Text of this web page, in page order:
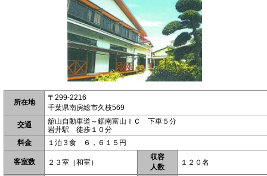
所在地
〒299-2216
千葉県南房総市久枝569
交通
舘山自動車道～鋸南富山ＩＣ 下車５分
岩井駅 徒歩１０分
料金
１泊３食 ６，６１５円
客室数 ２３室（和室）
収容
人数
１２０名